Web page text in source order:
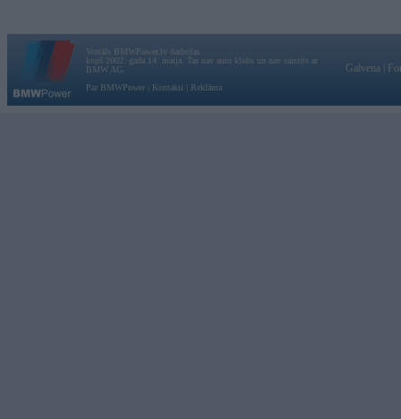
Vortāls BMWPower.lv darbojas
kopš 2002. gada 14. maija. Tas nav auto klubs un nav saistīts ar
BMW AG.
Par BMWPower
Kontakti Reklāma
Galvena